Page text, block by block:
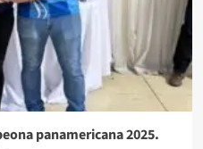
panamericana 2025.